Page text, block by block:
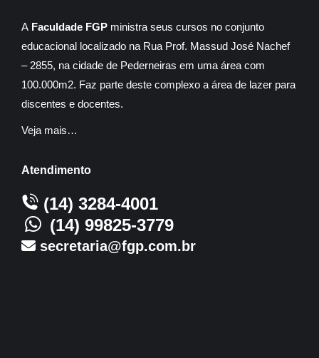
A Faculdade FGP ministra seus cursos no conjunto
educacional localizado na Rua Prof. Massud José Nachef
– 2855, na cidade de Pederneiras em uma área com
100.000m2. Faz parte deste complexo a área de lazer para
discentes e docentes.
Veja mais…
Atendimento
(14) 3284-4001
(14) 99825-3779
secretaria@fgp.com.br